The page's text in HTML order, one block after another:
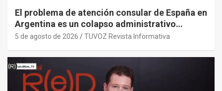
El problema de atención consular de España en
Argentina es un colapso administrativo
histórico y sistémico provocado por el PP y
5 de agosto de 2026 TUVOZ Revista Informativa